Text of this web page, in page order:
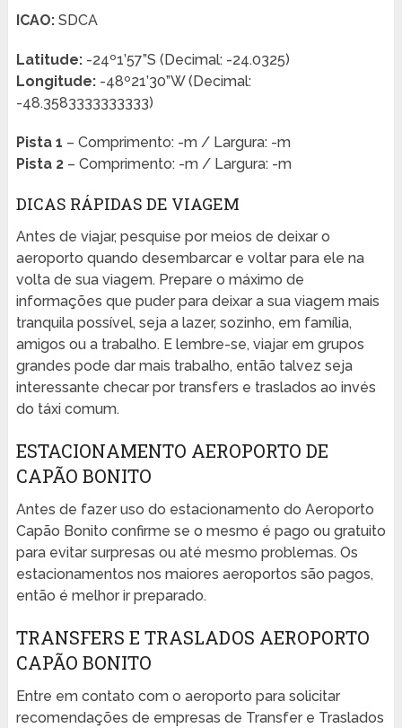
ICAO:SDCA
Latitude:-24º1’57”S (Decimal: -24.0325)
Longitude:-48º21’30”W (Decimal:
-48.3583333333333)
Pista 1 – Comprimento: -m / Largura: -m
Pista 2– Comprimento: -m / Largura: -m
DICAS RÁPIDAS DE VIAGEM
Antes de viajar, pesquise por meios de deixar o
aeroporto quando desembarcar e voltar para ele na
volta de sua viagem. Prepare o máximo de
informações que puder para deixar a sua viagem mais
tranquila possível, seja a lazer, sozinho, em família,
amigos ou a trabalho. E lembre-se, viajar em grupos
grandes pode dar mais trabalho, então talvez seja
interessante checar por transfers e traslados ao invés
do táxi comum.
ESTACIONAMENTO AEROPORTO DE
CAPÃO BONITO
Antes de fazer uso do estacionamento do Aeroporto
Capão Bonito confirme se o mesmo é pago ou gratuito
para evitar surpresas ou até mesmo problemas. Os
estacionamentos nos maiores aeroportos são pagos,
então é melhor ir preparado.
TRANSFERS E TRASLADOS AEROPORTO
CAPÃO BONITO
Entre em contato com o aeroporto para solicitar
recomendações de empresas de Transfer e Traslados